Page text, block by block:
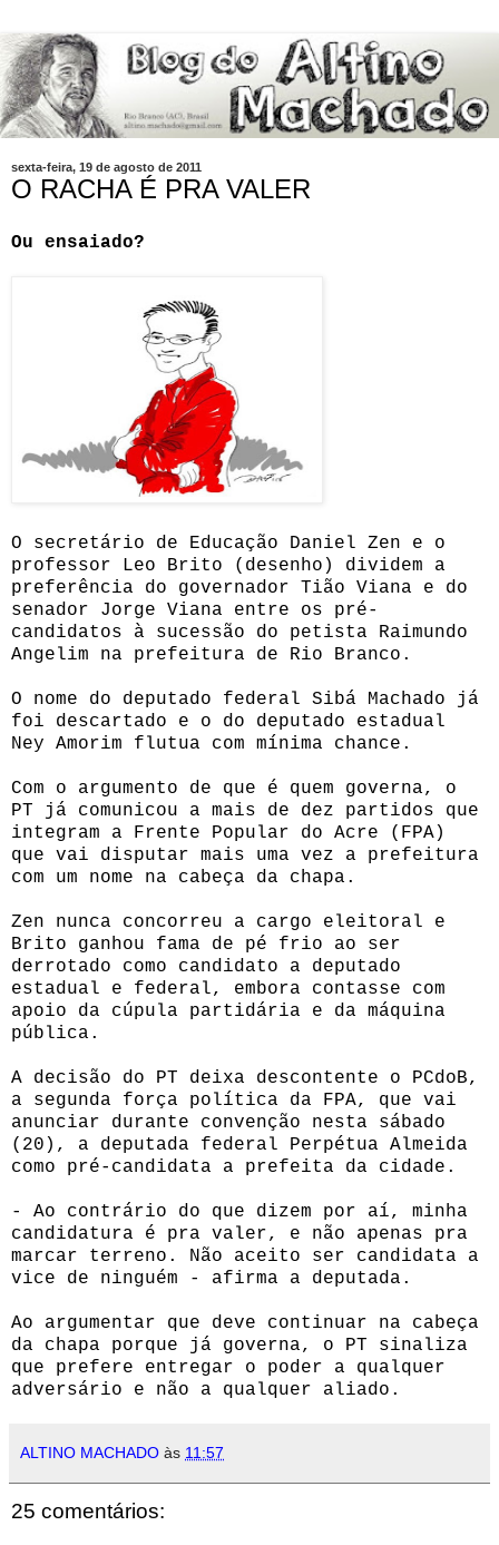
sexta-feira, 19 de agosto de 2011
O RACHA É PRA VALER
Ou ensaiado?
O secretário de Educação Daniel Zen e o
professor Leo Brito (desenho) dividem a
preferência do governador Tião Viana e do
senador Jorge Viana entre os pré-
candidatos à sucessão do petista Raimundo
Angelim na prefeitura de Rio Branco.
O nome do deputado federal Sibá Machado já
foi descartado e o do deputado estadual
Ney Amorim flutua com mínima chance.
Com o argumento de que é quem governa, o
PT já comunicou a mais de dez partidos que
integram a Frente Popular do Acre (FPA)
que vai disputar mais uma vez a prefeitura
com um nome na cabeça da chapa.
Zen nunca concorreu a cargo eleitoral e
Brito ganhou fama de pé frio ao ser
derrotado como candidato a deputado
estadual e federal, embora contasse com
apoio da cúpula partidária e da máquina
pública.
A decisão do PT deixa descontente o PCdoB,
a segunda força política da FPA, que vai
anunciar durante convenção nesta sábado
(20), a deputada federal Perpétua Almeida
como pré-candidata a prefeita da cidade.
- Ao contrário do que dizem por aí, minha
candidatura é pra valer, e não apenas pra
marcar terreno. Não aceito ser candidata a
vice de ninguém - afirma a deputada.
Ao argumentar que deve continuar na cabeça
da chapa porque já governa, o PT sinaliza
que prefere entregar o poder a qualquer
adversário e não a qualquer aliado.
ALTINO MACHADO às 11:57
25 comentários: